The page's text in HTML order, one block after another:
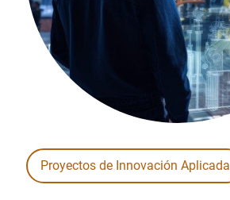
Proyectos de Innovación Aplicada